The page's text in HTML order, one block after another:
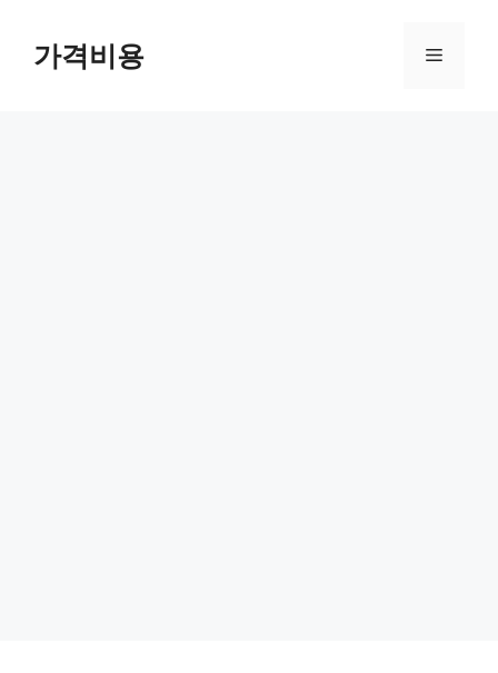
가격비용 메